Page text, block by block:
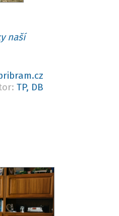
naší
TP, DB